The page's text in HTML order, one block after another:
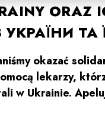
УКРАЇНИ
okazać
lekarzy,
w Ukrainie.